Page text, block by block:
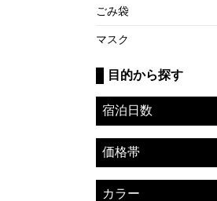
ごみ袋
マスク
目的から探す
宿泊日数
価格帯
カラー